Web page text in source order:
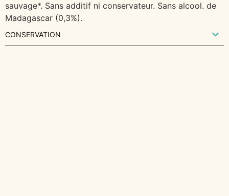
sauvage*. Sans additif ni conservateur. Sans alcool. de
Madagascar (0,3%).
CONSERVATION